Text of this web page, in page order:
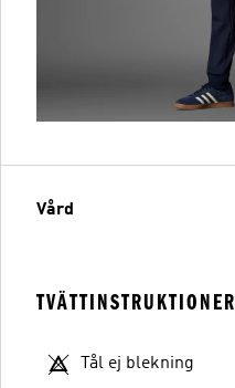
Vård
TVÄTTINSTRUKTIONER
Tål ej blekning